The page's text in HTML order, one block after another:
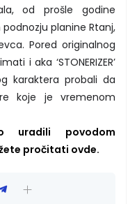
od prošle godine
planine Rtanj,
Pored originalnog
i aka ‘STONERIZER’
karaktera probali da
koje je vremenom
uradili povodom
pročitati ovde.